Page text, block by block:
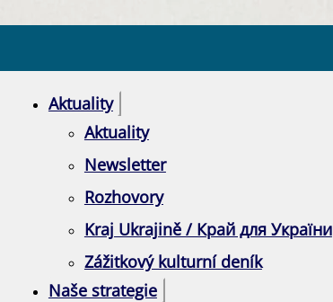
Aktuality
Aktuality
Newsletter
Rozhovory
Kraj Ukrajině / Край для України
Zážitkový kulturní deník
Naše strategie